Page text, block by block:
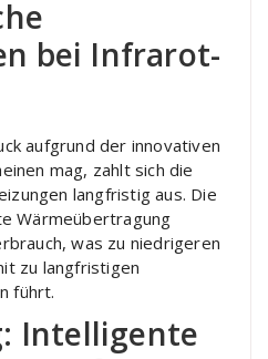
bei Infrarot-
aufgrund der innovativen
mag, zahlt sich die
langfristig aus. Die
Wärmeübertragung
was zu niedrigeren
zu langfristigen
führt.
Intelligente